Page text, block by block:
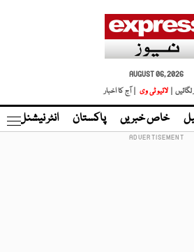
AUGUST 06, 2026
|
لائیو ٹی وی | آج کا اخبار
خاص خبریں پاکستان انٹر نیشنل